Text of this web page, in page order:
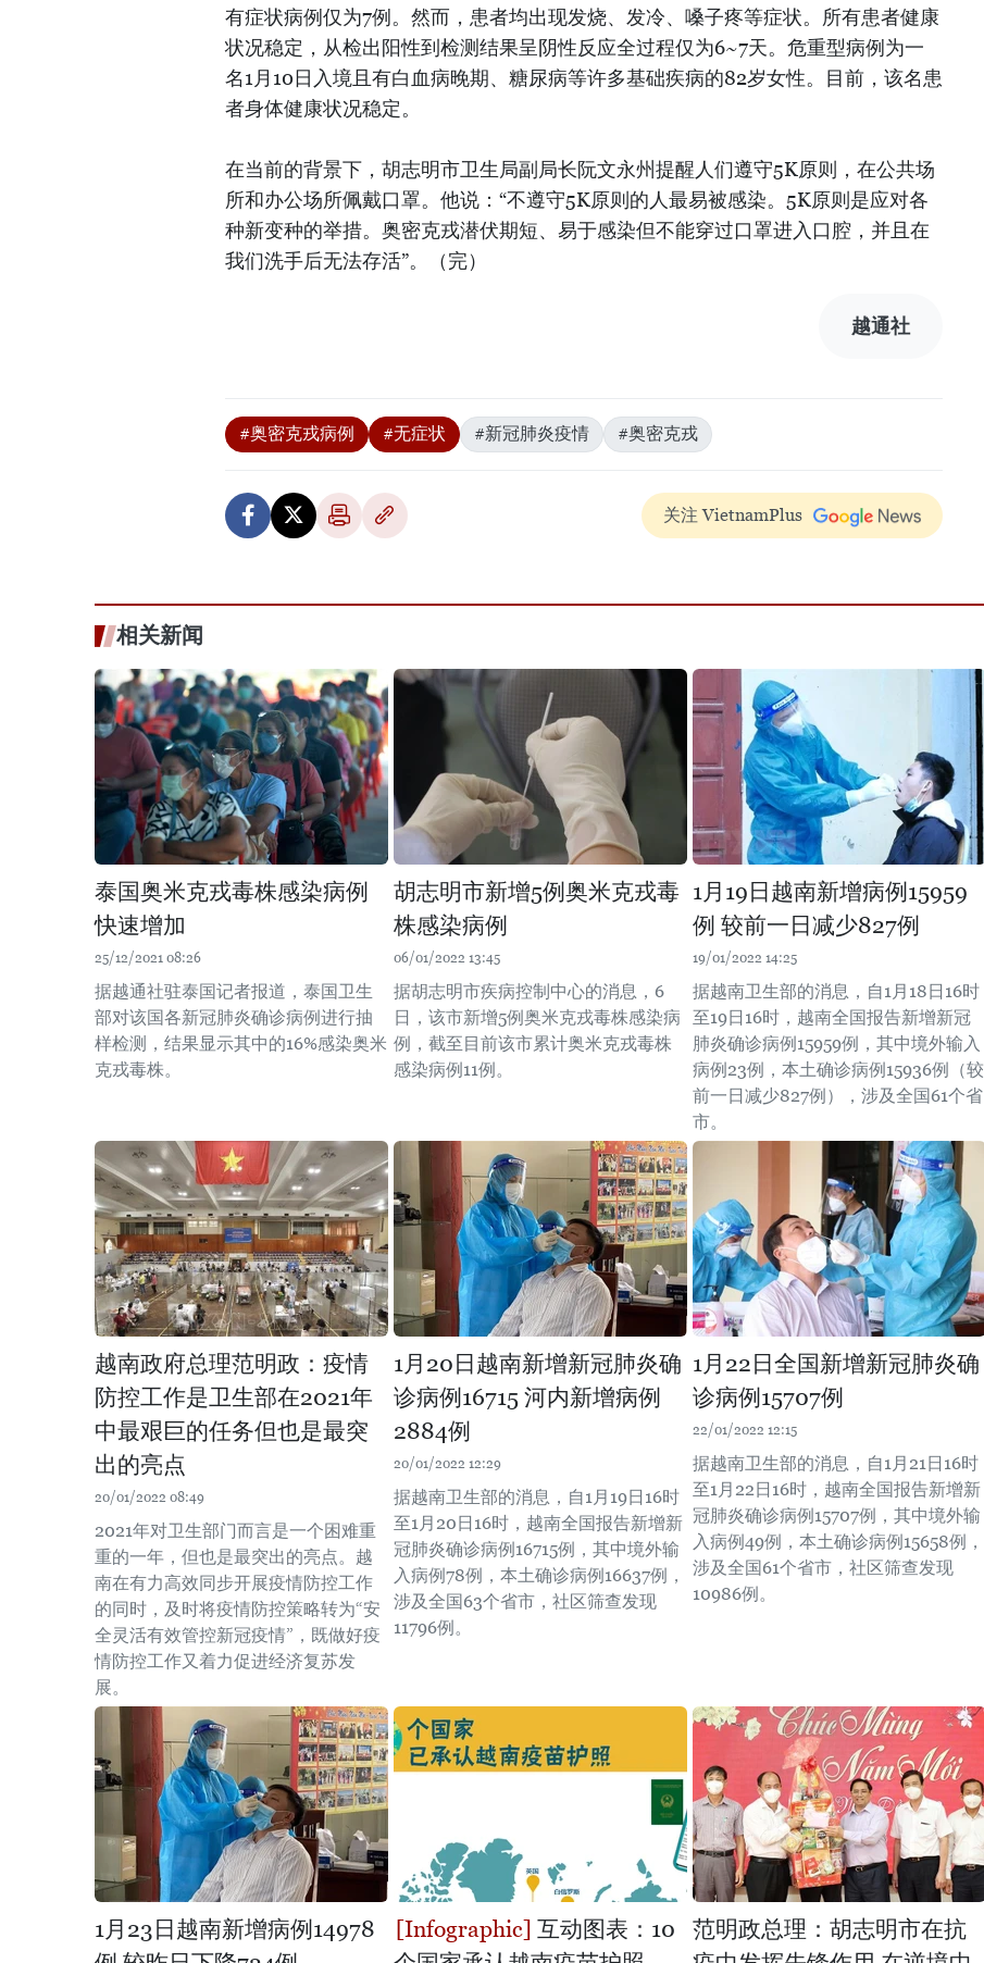
有症状病例仅为7例。然而，患者均出现发烧、发冷、嗓子疼等症状。所有患者健康
状况稳定，从检出阳性到检测结果呈阴性反应全过程仅为6~7天。危重型病例为一
名1月10日入境且有白血病晚期、糖尿病等许多基础疾病的82岁女性。目前，该名患
者身体健康状况稳定。
在当前的背景下，胡志明市卫生局副局长阮文永州提醒人们遵守5K原则，在公共场
所和办公场所佩戴口罩。他说：“不遵守5K原则的人最易被感染。5K原则是应对各
种新变种的举措。奥密克戎潜伏期短、易于感染但不能穿过口罩进入口腔，并且在
我们洗手后无法存活”。（完）
越通社
#奥密克戎病例 #无症状 #新冠肺炎疫情 #奥密克戎
关注 VietnamPlus
相关新闻
泰国奥米克戎毒株感染病例
快速增加
25/12/2021 08:26
据越通社驻泰国记者报道，泰国卫生
部对该国各新冠肺炎确诊病例进行抽
样检测，结果显示其中的16%感染奥米
克戎毒株。
胡志明市新增5例奥米克戎毒
株感染病例
06/01/2022 13:45
据胡志明市疾病控制中心的消息，6
日，该市新增5例奥米克戎毒株感染病
例，截至目前该市累计奥米克戎毒株
感染病例11例。
1月19日越南新增病例15959
例 较前一日减少827例
19/01/2022 14:25
据越南卫生部的消息，自1月18日16时
至19日16时，越南全国报告新增新冠
肺炎确诊病例15959例，其中境外输入
病例23例，本土确诊病例15936例（较
前一日减少827例），涉及全国61个省
市。
越南政府总理范明政：疫情
防控工作是卫生部在2021年
中最艰巨的任务但也是最突
出的亮点
20/01/2022 08:49
2021年对卫生部门而言是一个困难重
重的一年，但也是最突出的亮点。越
南在有力高效同步开展疫情防控工作
的同时，及时将疫情防控策略转为“安
全灵活有效管控新冠疫情”，既做好疫
情防控工作又着力促进经济复苏发
展。
1月20日越南新增新冠肺炎确
诊病例16715 河内新增病例
2884例
20/01/2022 12:29
据越南卫生部的消息，自1月19日16时
至1月20日16时，越南全国报告新增新
冠肺炎确诊病例16715例，其中境外输
入病例78例，本土确诊病例16637例，
涉及全国63个省市，社区筛查发现
11796例。
1月22日全国新增新冠肺炎确
诊病例15707例
22/01/2022 12:15
据越南卫生部的消息，自1月21日16时
至1月22日16时，越南全国报告新增新
冠肺炎确诊病例15707例，其中境外输
入病例49例，本土确诊病例15658例，
涉及全国61个省市，社区筛查发现
10986例。
1月23日越南新增病例14978
互动图表：10
范明政总理：胡志明市在抗